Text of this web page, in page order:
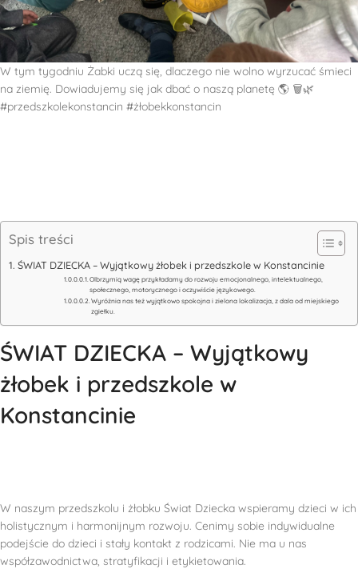
W tym tygodniu Żabki uczą się, dlaczego nie wolno wyrzucać śmieci
na ziemię. Dowiadujemy się jak dbać o naszą planetę 🌎 🗑️🌿
#przedszkolekonstancin #żłobekkonstancin
Spis treści
ŚWIAT DZIECKA – Wyjątkowy żłobek i przedszkole w Konstancinie
Olbrzymią wagę przykładamy do rozwoju emocjonalnego, intelektualnego,
społecznego, motorycznego i oczywiście językowego.
Wyróżnia nas też wyjątkowo spokojna i zielona lokalizacja, z dala od miejskiego
zgiełku.
ŚWIAT DZIECKA – Wyjątkowy
żłobek i przedszkole w
Konstancinie
W naszym przedszkolu i żłobku Świat Dziecka wspieramy dzieci w ich
holistycznym i harmonijnym rozwoju. Cenimy sobie indywidualne
podejście do dzieci i stały kontakt z rodzicami. Nie ma u nas
współzawodnictwa, stratyfikacji i etykietowania.